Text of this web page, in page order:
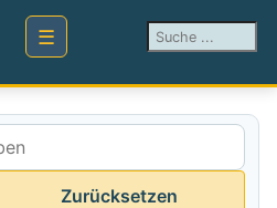
Suchen ...
Zurücksetzen